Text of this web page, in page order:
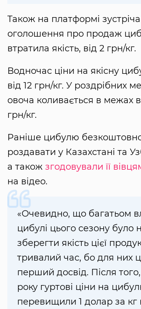
Також на платформі
оголошення про продаж
втратила якість, від 2 грн/кг.
Водночас ціни на якісну
від 12 грн/кг. У роздрібних
овоча коливається в межах
грн/кг.
Раніше цибулю
роздавати у Казахстані та
а також згодовували її
на відео.
«Очевидно, що багатьом
цибулі цього сезону було
зберегти якість цієї
тривалий час, бо для них
перший досвід. Після
року гуртові ціни на
перевищили 1 долар за кг